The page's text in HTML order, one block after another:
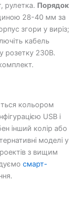
рулетка. Порядок
28-40 мм за
згори у виріз;
кабель
розетку 230В.
кольором
USB і
інший колір або
моделі у
з вищим
смарт-